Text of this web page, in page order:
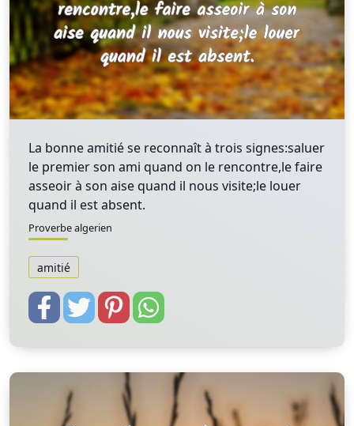
La bonne amitié se reconnaît à trois signes:saluer
le premier son ami quand on le rencontre,le faire
asseoir à son aise quand il nous visite;le louer
quand il est absent.
Proverbe algerien
amitié